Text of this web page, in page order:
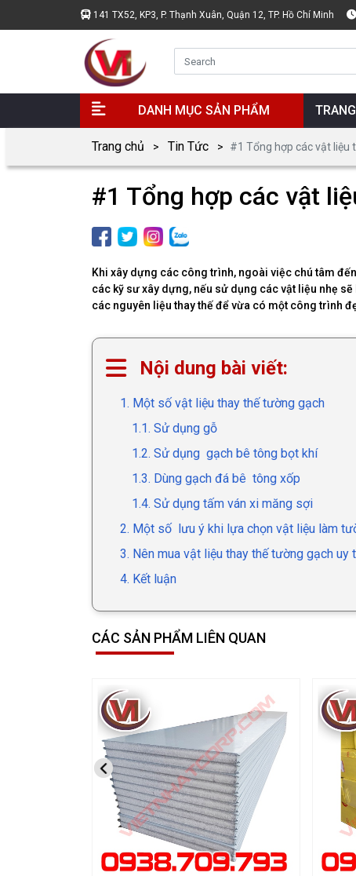
141 TX52, KP3, P. Thạnh Xuân, Quận 12, TP. Hồ Chí Minh
DANH MỤC SẢN PHẨM
Trang chủ Tin Tức #1 Tổng hợp các vật
#1 Tổng hợp các vật
Khi xây dựng các công trình, ngoài việc chú tâm
các kỹ sư xây dựng, nếu sử dụng các vật liệu nhẹ
các nguyên liệu thay thế để vừa có một công trình
Nội dung bài viết:
1. Một số vật liệu thay thế tường gạch
1.1. Sử dụng gỗ
1.2. Sử dụng gạch bê tông bọt khí
1.3. Dùng gạch đá bê tông xốp
1.4. Sử dụng tấm ván xi măng sợi
2. Một số lưu ý khi lựa chọn vật liệu làm
3. Nên mua vật liệu thay thế tường gạch uy
4. Kết luận
CÁC SẢN PHẨM LIÊN QUAN